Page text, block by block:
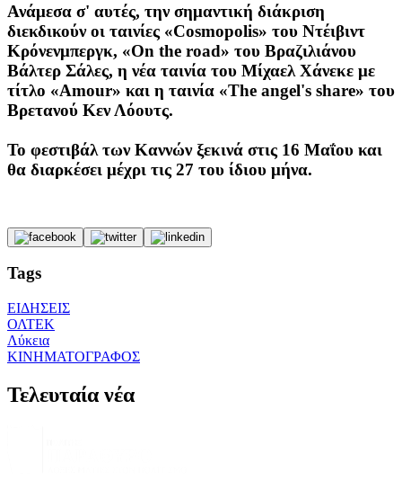
Ανάμεσα σ' αυτές, την σημαντική διάκριση
διεκδικούν οι ταινίες «Cosmopolis» του Ντέιβιντ
Κρόνενμπεργκ, «On the road» του Βραζιλιάνου
Βάλτερ Σάλες, η νέα ταινία του Μίχαελ Χάνεκε με
τίτλο «Amour» και η ταινία «The angel's share» του
Βρετανού Κεν Λόουτς.
Το φεστιβάλ των Καννών ξεκινά στις 16 Μαΐου και
θα διαρκέσει μέχρι τις 27 του ίδιου μήνα.
Tags
ΕΙΔΗΣΕΙΣ
ΟΛΤΕΚ
Λύκεια
ΚΙΝΗΜΑΤΟΓΡΑΦΟΣ
Τελευταία νέα